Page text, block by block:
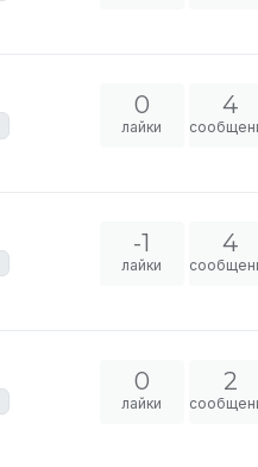
0
лайки
4
-1
лайки
4
0
лайки
2